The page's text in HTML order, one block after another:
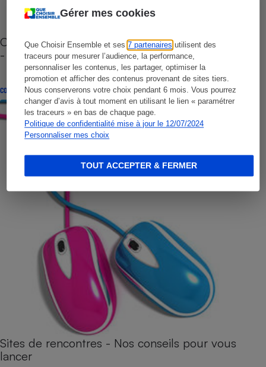
Gérer mes cookies
Que Choisir Ensemble et ses7 partenaires utilisent des
traceurs pour mesurer l’audience, la performance,
personnaliser les contenus, les partager, optimiser la
promotion et afficher des contenus provenant de sites tiers.
Nous conserverons votre choix pendant 6 mois. Vous pourrez
changer d’avis à tout moment en utilisant le lien « paramétrer
les traceurs » en bas de chaque page.
Politique de confidentialité mise à jour le 12/07/2024
Personnaliser mes choix
TOUT ACCEPTER & FERMER
Cafetière à capsules zéro déchet CoffeeB (vidéo)
- Premières impressions
CONSEILS
Sites de rencontres - Nos conseils pour vous
lancer